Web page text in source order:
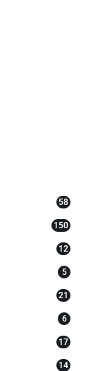
58
150
12
5
21
6
17
14